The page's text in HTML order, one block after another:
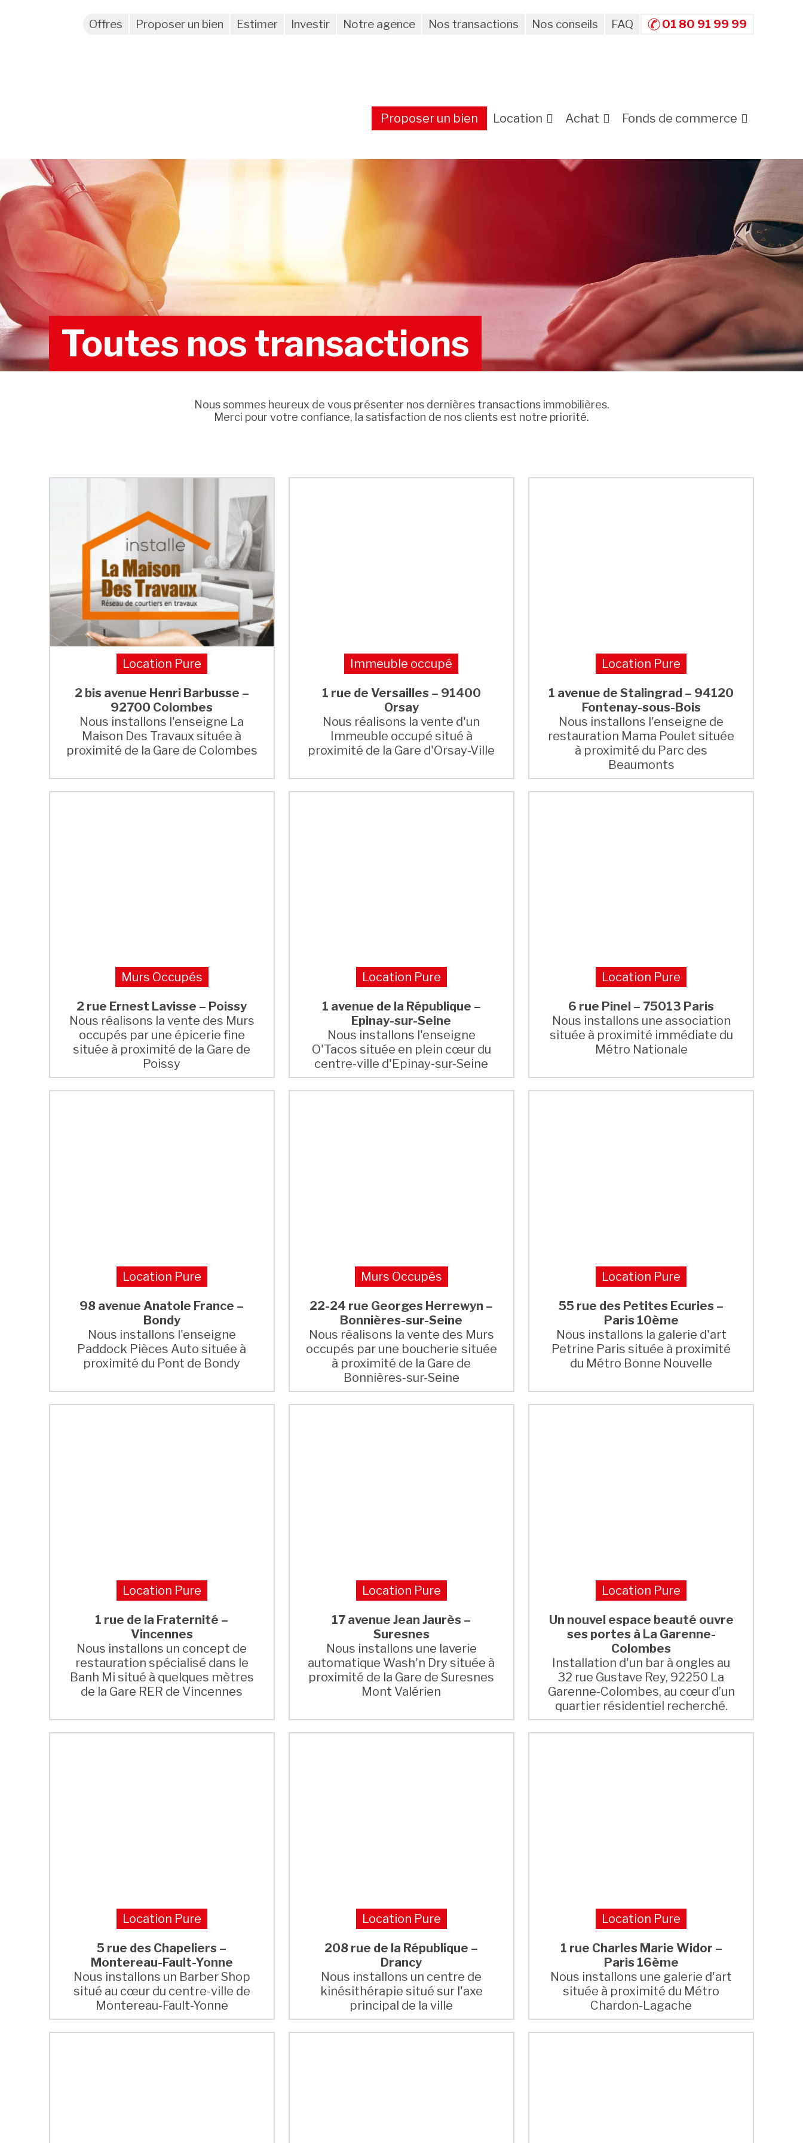
Offres Proposer un bien Estimer Investir Notre agence Nos transactions Nos conseils FAQ 01 80 91 99 99
Proposer un bien Location Achat Fonds de commerce
Toutes nos transactions
Nous sommes heureux de vous présenter nos dernières transactions immobilières.
Merci pour votre confiance, la satisfaction de nos clients est notre priorité.
Location Pure
2 bis avenue Henri Barbusse –
92700 Colombes
Nous installons l'enseigne La
Maison Des Travaux située à
proximité de la Gare de Colombes
Immeuble occupé
1 rue de Versailles – 91400
Orsay
Nous réalisons la vente d'un
Immeuble occupé situé à
proximité de la Gare d'Orsay-Ville
Location Pure
1 avenue de Stalingrad – 94120
Fontenay-sous-Bois
Nous installons l'enseigne de
restauration Mama Poulet située
à proximité du Parc des
Beaumonts
Murs Occupés
2 rue Ernest Lavisse – Poissy
Nous réalisons la vente des Murs
occupés par une épicerie fine
située à proximité de la Gare de
Poissy
Location Pure
1 avenue de la République –
Epinay-sur-Seine
Nous installons l'enseigne
O'Tacos située en plein cœur du
centre-ville d'Epinay-sur-Seine
Location Pure
6 rue Pinel – 75013 Paris
Nous installons une association
située à proximité immédiate du
Métro Nationale
Location Pure
98 avenue Anatole France –
Bondy
Nous installons l'enseigne
Paddock Pièces Auto située à
proximité du Pont de Bondy
Murs Occupés
22-24 rue Georges Herrewyn –
Bonnières-sur-Seine
Nous réalisons la vente des Murs
occupés par une boucherie située
à proximité de la Gare de
Bonnières-sur-Seine
Location Pure
55 rue des Petites Ecuries –
Paris 10ème
Nous installons la galerie d'art
Petrine Paris située à proximité
du Métro Bonne Nouvelle
Location Pure
1 rue de la Fraternité –
Vincennes
Nous installons un concept de
restauration spécialisé dans le
Banh Mi situé à quelques mètres
de la Gare RER de Vincennes
Location Pure
17 avenue Jean Jaurès –
Suresnes
Nous installons une laverie
automatique Wash'n Dry située à
proximité de la Gare de Suresnes
Mont Valérien
Location Pure
Un nouvel espace beauté ouvre
ses portes à La Garenne-
Colombes
Installation d'un bar à ongles au
32 rue Gustave Rey, 92250 La
Garenne-Colombes, au cœur d’un
quartier résidentiel recherché.
Location Pure
5 rue des Chapeliers –
Montereau-Fault-Yonne
Nous installons un Barber Shop
situé au cœur du centre-ville de
Montereau-Fault-Yonne
Location Pure
208 rue de la République –
Drancy
Nous installons un centre de
kinésithérapie situé sur l'axe
principal de la ville
Location Pure
1 rue Charles Marie Widor –
Paris 16ème
Nous installons une galerie d'art
située à proximité du Métro
Chardon-Lagache